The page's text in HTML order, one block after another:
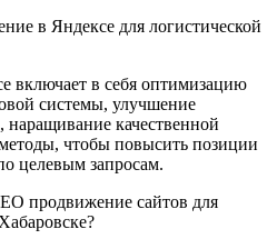
в Яндексе для логистической
включает в себя оптимизацию
системы, улучшение
наращивание качественной
чтобы повысить позиции
целевым запросам.
продвижение сайтов для